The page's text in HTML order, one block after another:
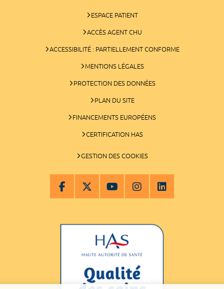
ESPACE PATIENT
ACCÈS AGENT CHU
ACCESSIBILITÉ : PARTIELLEMENT CONFORME
MENTIONS LÉGALES
PROTECTION DES DONNÉES
PLAN DU SITE
FINANCEMENTS EUROPÉENS
CERTIFICATION HAS
GESTION DES COOKIES